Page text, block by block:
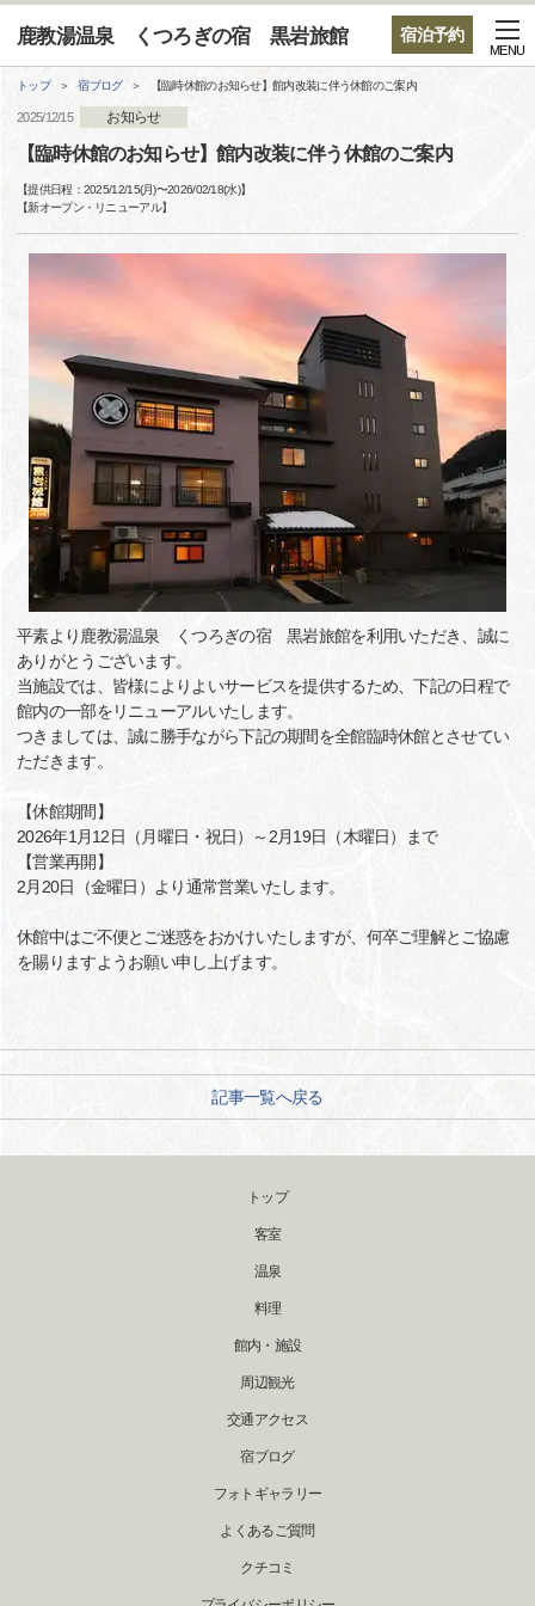
宿泊予約
鹿教湯温泉 くつろぎの宿 黒岩旅館
MENU
トップ 宿ブログ 【臨時休館のお知らせ】館内改装に伴う休館のご案内
2025/12/15 お知らせ
【臨時休館のお知らせ】館内改装に伴う休館のご案内
【提供日程： 2025/12/15(月)〜2026/02/18(水)】
【新オープン・リニューアル】
平素より鹿教湯温泉 くつろぎの宿 黒岩旅館を利用いただき、誠に
ありがとうございます。
当施設では、皆様によりよいサービスを提供するため、下記の日程で
館内の一部をリニューアルいたします。
つきましては、誠に勝手ながら下記の期間を全館臨時休館とさせてい
ただきます。
【休館期間】
2026年1月12日（月曜日・祝日）～2月19日（木曜日）まで
【営業再開】
2月20日（金曜日）より通常営業いたします。
休館中はご不便とご迷惑をおかけいたしますが、何卒ご理解とご協慮
を賜りますようお願い申し上げます。
記事一覧へ戻る
トップ
客室
温泉
料理
館内・施設
周辺観光
交通アクセス
宿ブログ
フォトギャラリー
よくあるご質問
クチコミ